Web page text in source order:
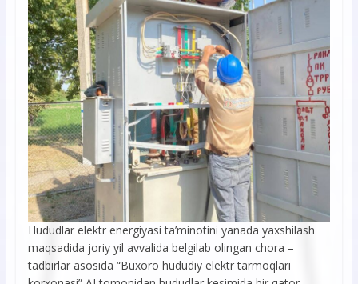
Hududlar elektr energiyasi ta’minotini yanada yaxshilash
maqsadida joriy yil avvalida belgilab olingan chora –
tadbirlar asosida “Buxoro hududiy elektr tarmoqlari